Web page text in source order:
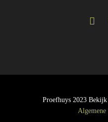
Proefhuys 2023
Algemene